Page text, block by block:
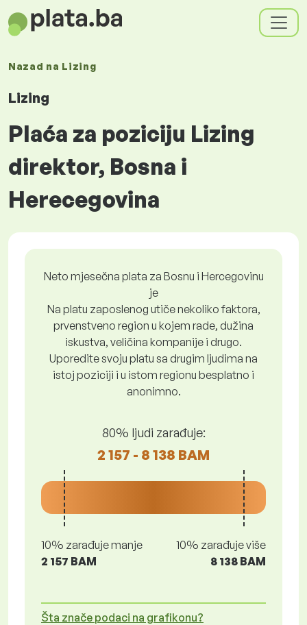
Nazad na Lizing
Lizing
Plaća za poziciju Lizing
direktor, Bosna i
Herecegovina
Neto mjesečna plata za Bosnu i Hercegovinu
je
Na platu zaposlenog utiče nekoliko faktora,
prvenstveno region u kojem rade, dužina
iskustva, veličina kompanije i drugo.
Uporedite svoju platu sa drugim ljudima na
istoj poziciji i u istom regionu besplatno i
anonimno.
80% ljudi zarađuje:
2 157 - 8 138 BAM
10% zarađuje manje
2 157 BAM
10% zarađuje više
8 138 BAM
Šta znače podaci na grafikonu?